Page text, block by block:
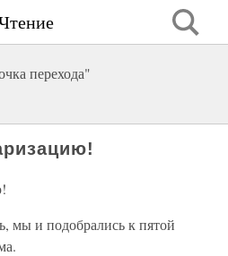
перехода"
мы и подобрались к пятой